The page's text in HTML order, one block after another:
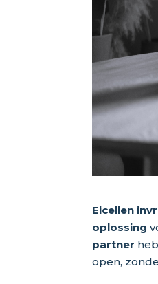
Eicellen
oplossing
partner
open,